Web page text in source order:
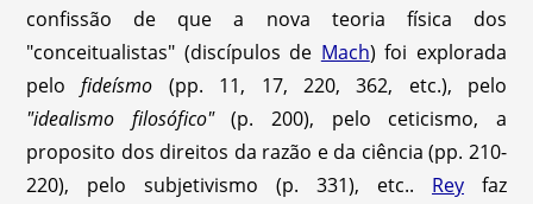
confissão de que a nova teoria física dos
"conceitualistas" (discípulos de Mach) foi explorada
pelofideísmo (pp. 11, 17, 220, 362, etc.), pelo
"idealismo filosófico"(p. 200), pelo ceticismo, a
proposito dos direitos da razão e da ciência (pp. 210-
220), pelo subjetivismo (p. 331), etc.. Reyfaz